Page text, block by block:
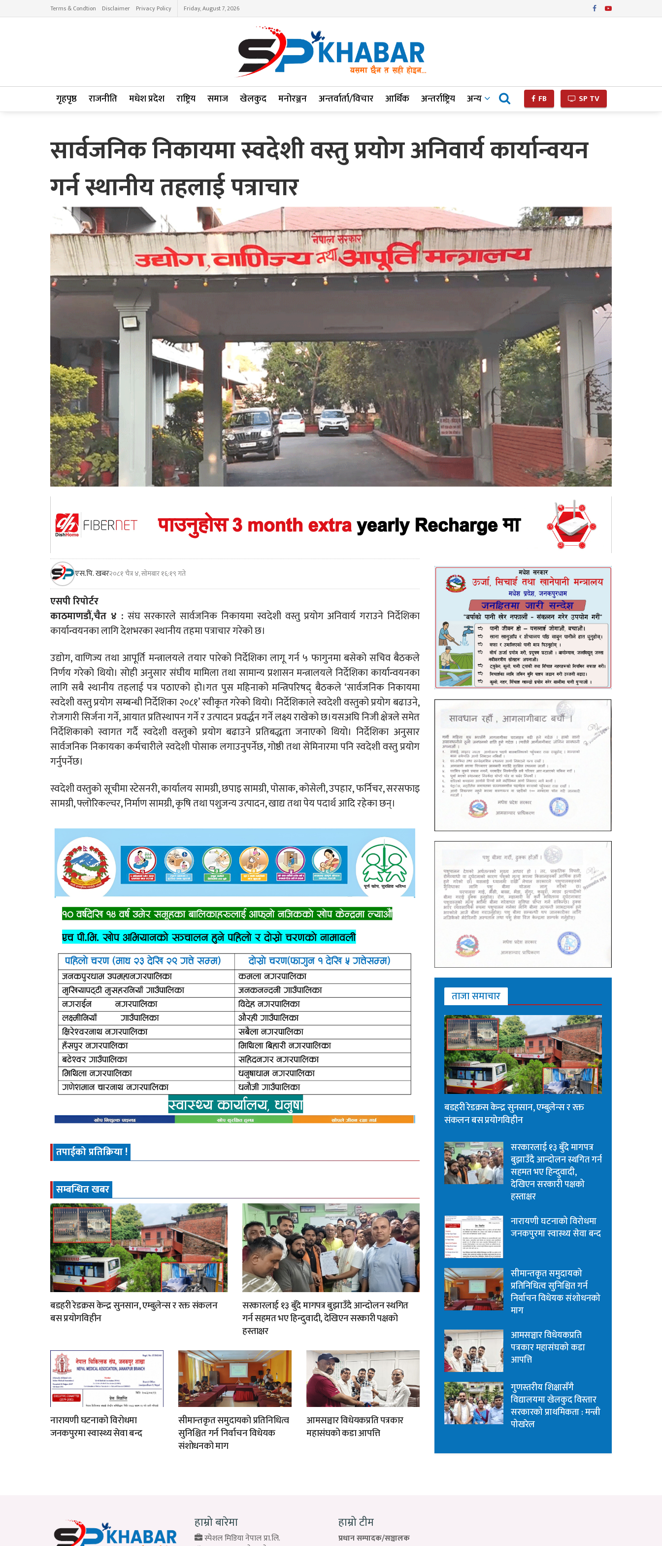
Terms & Condtion Disclaimer Privacy Policy Friday, August 7, 2026
गृहपृष्ठ राजनीति मधेश प्रदेश राष्ट्रिय समाज खेलकुद मनोरञ्जन अन्तर्वार्ता/विचार आर्थिक अन्तर्राष्ट्रिय अन्य FB SP TV
सार्वजनिक निकायमा स्वदेशी वस्तु प्रयोग अनिवार्य कार्यान्वयन
गर्न स्थानीय तहलाई पत्राचार
एस.पि. खबर२०८१ चैत्र ४, सोमबार १६:१९ गते
एसपी रिपोर्टर
काठमाणडौं,चैत ४ : संघ सरकारले सार्वजनिक निकायमा स्वदेशी वस्तु प्रयोग अनिवार्य गराउने निर्देशिका
कार्यान्वयनका लागि देशभरका स्थानीय तहमा पत्राचार गरेको छ।
उद्योग, वाणिज्य तथा आपूर्ति मन्त्रालयले तयार पारेको निर्देशिका लागू गर्न ५ फागुनमा बसेको सचिव बैठकले
निर्णय गरेको थियो। सोही अनुसार संघीय मामिला तथा सामान्य प्रशासन मन्त्रालयले निर्देशिका कार्यान्वयनका
लागि सबै स्थानीय तहलाई पत्र पठाएको हो।गत पुस महिनाको मन्त्रिपरिषद् बैठकले ‘सार्वजनिक निकायमा
स्वदेशी वस्तु प्रयोग सम्बन्धी निर्देशिका २०८१’ स्वीकृत गरेको थियो। निर्देशिकाले स्वदेशी वस्तुको प्रयोग बढाउने,
रोजगारी सिर्जना गर्ने, आयात प्रतिस्थापन गर्ने र उत्पादन प्रवर्द्धन गर्ने लक्ष्य राखेको छ।यसअघि निजी क्षेत्रले समेत
निर्देशिकाको स्वागत गर्दै स्वदेशी वस्तुको प्रयोग बढाउने प्रतिबद्धता जनाएको थियो। निर्देशिका अनुसार
सार्वजनिक निकायका कर्मचारीले स्वदेशी पोसाक लगाउनुपर्नेछ, गोष्ठी तथा सेमिनारमा पनि स्वदेशी वस्तु प्रयोग
गर्नुपर्नेछ।
स्वदेशी वस्तुको सूचीमा स्टेसनरी, कार्यालय सामग्री, छपाइ सामग्री, पोसाक, कोसेली, उपहार, फर्निचर, सरसफाइ
सामग्री, फ्लोरिकल्चर, निर्माण सामग्री, कृषि तथा पशुजन्य उत्पादन, खाद्य तथा पेय पदार्थ आदि रहेका छन्।
तपाईको प्रतिक्रिया !
सम्बन्धित खबर
बडहरी रेडक्रस केन्द्र सुनसान, एम्बुलेन्स र रक्त संकलन
बस प्रयोगविहीन
सरकारलाई १३ बुँदे मागपत्र बुझाउँदै आन्दोलन स्थगित
गर्न सहमत भए हिन्दुवादी, देखिएन सरकारी पक्षको
हस्ताक्षर
नारायणी घटनाको विरोधमा
जनकपुरमा स्वास्थ्य सेवा बन्द
सीमान्तकृत समुदायको प्रतिनिधित्व
सुनिश्चित गर्न निर्वाचन विधेयक
संशोधनको माग
आमसञ्चार विधेयकप्रति पत्रकार
महासंघको कडा आपत्ति
ताजा समाचार
बडहरी रेडक्रस केन्द्र सुनसान, एम्बुलेन्स र रक्त
संकलन बस प्रयोगविहीन
सरकारलाई १३ बुँदे मागपत्र
बुझाउँदै आन्दोलन स्थगित गर्न
सहमत भए हिन्दुवादी,
देखिएन सरकारी पक्षको
हस्ताक्षर
नारायणी घटनाको विरोधमा
जनकपुरमा स्वास्थ्य सेवा बन्द
सीमान्तकृत समुदायको
प्रतिनिधित्व सुनिश्चित गर्न
निर्वाचन विधेयक संशोधनको
माग
आमसञ्चार विधेयकप्रति
पत्रकार महासंघको कडा
आपत्ति
गुणस्तरीय शिक्षासँगै
विद्यालयमा खेलकुद विस्तार
सरकारको प्राथमिकता : मन्त्री
पोखरेल
हाम्रो बारेमा
स्पेशल मिडिया नेपाल प्रा.लि.
हाम्रो टीम
प्रधान सम्पादक/सञ्चालक